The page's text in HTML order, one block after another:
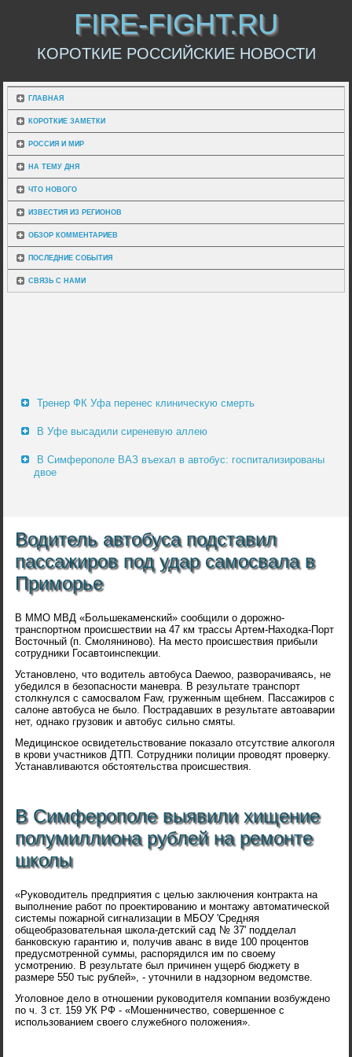
FIRE-FIGHT.RU
КОРОТКИЕ РОССИЙСКИЕ НОВОСТИ
ГЛАВНАЯ
КОРОТКИЕ ЗАМЕТКИ
РОССИЯ И МИР
НА ТЕМУ ДНЯ
ЧТО НОВОГО
ИЗВЕСТИЯ ИЗ РЕГИОНОВ
ОБЗОР КОММЕНТАРИЕВ
ПОСЛЕДНИЕ СОБЫТИЯ
СВЯЗЬ С НАМИ
Тренер ФК Уфа перенес клиническую смерть
В Уфе высадили сиреневую аллею
В Симферополе ВАЗ въехал в автобус: госпитализированы
двое
Водитель автобуса подставил
пассажиров под удар самосвала в
Приморье
В ММО МВД «Большекаменский» сообщили о дорожно-
транспортном происшествии на 47 км трассы Артем-Находка-Порт
Восточный (п. Смоляниново). На место происшествия прибыли
сотрудники Госавтоинспекции.
Установлено, что водитель автобуса Daewoo, разворачиваясь, не
убедился в безопасности маневра. В результате транспорт
столкнулся с самосвалом Faw, груженным щебнем. Пассажиров с
салоне автобуса не было. Пострадавших в результате автоаварии
нет, однако грузовик и автобус сильно смяты.
Медицинское освидетельствование показало отсутствие алкоголя
в крови участников ДТП. Сотрудники полиции проводят проверку.
Устанавливаются обстоятельства происшествия.
В Симферополе выявили хищение
полумиллиона рублей на ремонте
школы
«Руководитель предприятия с целью заключения контракта на
выполнение работ по проектированию и монтажу автоматической
системы пожарной сигнализации в МБОУ 'Средняя
общеобразовательная школа-детский сад № 37' подделал
банковскую гарантию и, получив аванс в виде 100 процентов
предусмотренной суммы, распорядился им по своему
усмотрению. В результате был причинен ущерб бюджету в
размере 550 тыс рублей», - уточнили в надзорном ведомстве.
Уголовное дело в отношении руководителя компании возбуждено
по ч. 3 ст. 159 УК РФ - «Мошенничество, совершенное с
использованием своего служебного положения».